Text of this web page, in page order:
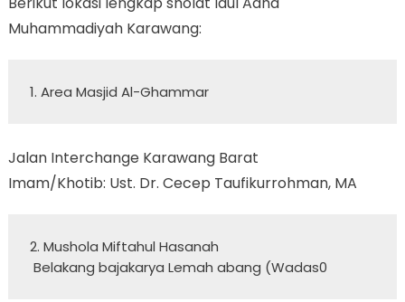
Muhammadiyah Karawang:
1. Area Masjid Al-Ghammar
Jalan Interchange Karawang Barat
Imam/Khotib: Ust. Dr. Cecep Taufikurrohman, MA
2. Mushola Miftahul Hasanah
Belakang bajakarya Lemah abang (Wadas0